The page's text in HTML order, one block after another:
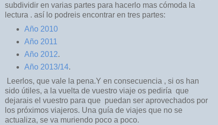
subdividir en varias partes para hacerlo mas cómoda la
lectura . así lo podreis encontrar en tres partes:
Año 2010
Año 2011
Año 2012.
Año 2013/14.
Leerlos, que vale la pena.Y en consecuencia , si os han
sido útiles, a la vuelta de vuestro viaje os pediría que
dejarais el vuestro para que puedan ser aprovechados por
los próximos viajeros. Una guía de viajes que no se
actualiza, se va muriendo poco a poco.